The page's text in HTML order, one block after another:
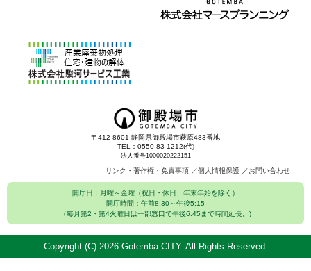
〒412-8601 静岡県御殿場市萩原483番地
TEL：0550-83-1212(代)
法人番号1000020222151
リンク・著作権・免責事項 個人情報保護 お問い合わせ
開庁日：月曜～金曜（祝日・休日、年末年始を除く）
開庁時間：午前8:30～午後5:15
（毎月第2・第4火曜日は一部窓口で午後6:45まで時間延長。)
Copyright (C) 2026 Gotemba CITY. All Rights Reserved.